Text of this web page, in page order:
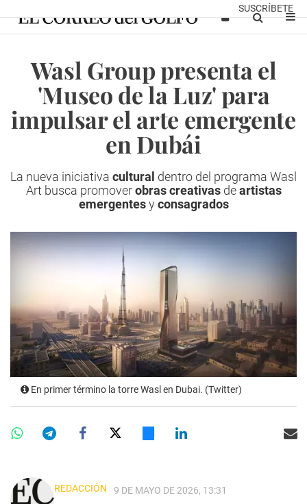
SUSCRÍBETE
Wasl Group presenta el
'Museo de la Luz' para
impulsar el arte emergente
en Dubái
La nueva iniciativa cultural dentro del programa Wasl
Art busca promoverobras creativasdeartistas
emergentesyconsagrados
En primer término la torre Wasl en Dubai. (Twitter)
REDACCIÓN 9 DE MAYO DE 2026, 13:31